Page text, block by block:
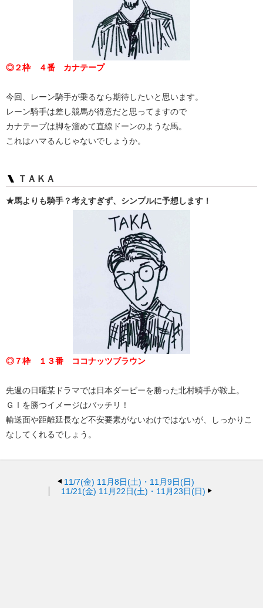
◎２枠 ４番 カナテープ
今回、レーン騎手が乗るなら期待したいと思います。
レーン騎手は差し競馬が得意だと思ってますので
カナテープは脚を溜めて直線ドーンのような馬。
これはハマるんじゃないでしょうか。
ＴＡＫＡ
★馬よりも騎手？考えすぎず、シンプルに予想します！
◎７枠 １３番 ココナッツブラウン
先週の日曜某ドラマでは日本ダービーを勝った北村騎手が鞍上。
ＧⅠを勝つイメージはバッチリ！
輸送面や距離延長など不安要素がないわけではないが、しっかりこ
なしてくれるでしょう。
11/7(金) 11月8日(土)・11月9日(日)
11/21(金) 11月22日(土)・11月23日(日)